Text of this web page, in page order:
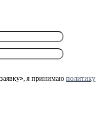
я принимаю политику